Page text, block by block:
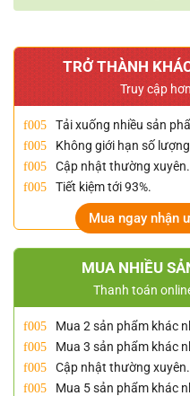
TRỞ THÀNH
Truy cập
Tải xuống nhiều sản
Không giới hạn số
Cập nhật thường xuyên.
Tiết kiệm tới 93%.
Mua ngay nhận
MUA NHIỀU
Thanh toán
Mua 2 sản phẩm khác
Mua 3 sản phẩm khác
Cập nhật thường xuyên.
Mua 5 sản phẩm khác